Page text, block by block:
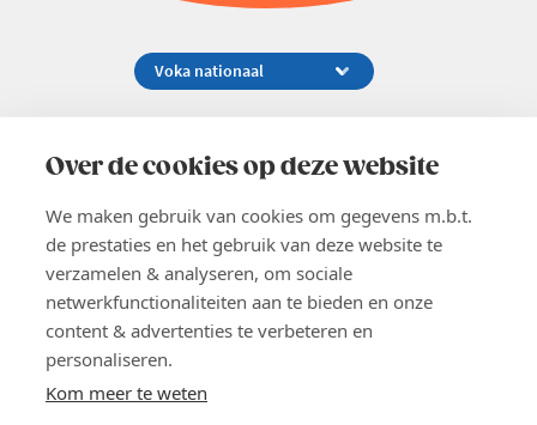
Over de cookies op deze website
We maken gebruik van cookies om gegevens m.b.t.
de prestaties en het gebruik van deze website te
verzamelen & analyseren, om sociale
netwerkfunctionaliteiten aan te bieden en onze
content & advertenties te verbeteren en
personaliseren.
Kom meer te weten
02 229 81 11
EN